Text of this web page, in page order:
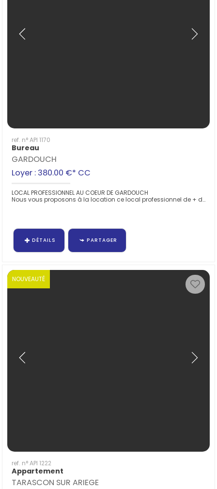
ref. n° API 1170
Bureau
GARDOUCH
Loyer : 380.00 €* CC
LOCAL PROFESSIONNEL AU COEUR DE GARDOUCH
Nous vous proposons à la location ce local professionnel de + de 32m2 sur deux...
DÉTAILS PARTAGER
NOUVEAUTÉ
ref. n° API 1222
Appartement
TARASCON SUR ARIEGE